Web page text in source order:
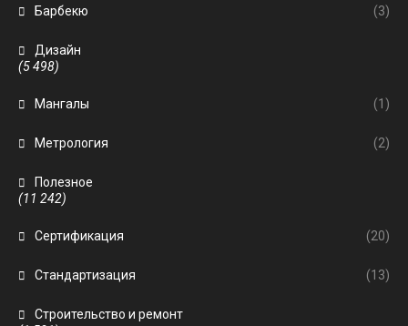
Барбекю (3)
Дизайн
(5 498)
Мангалы (1)
Метрология (2)
Полезное
(11 242)
Сертификация (20)
Стандартизация (13)
Строительство и ремонт